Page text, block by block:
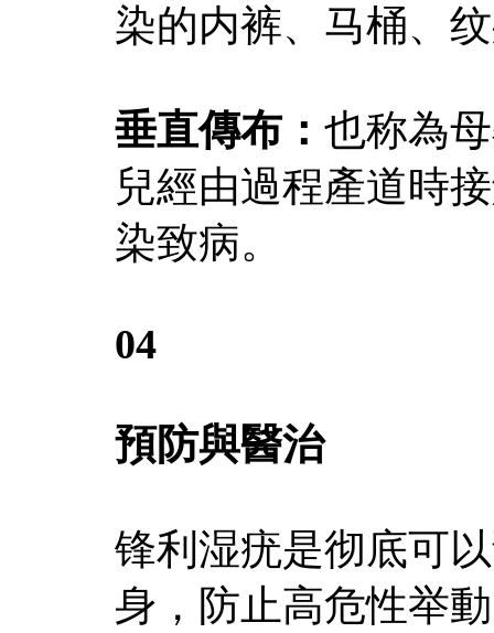
染的内裤、马桶、
垂直傳布： 也称為
兒經由過程產道時
染致病。
04
預防與醫治
锋利湿疣是彻底可
身，防止高危性举